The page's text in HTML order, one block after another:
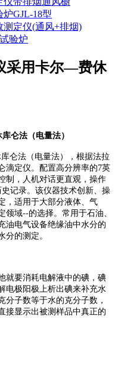
GJL-18型
测定仪(通风+排烟)
验炉
采用卡尔—费休
仑法（电量法）
仑法（电量法），根据法拉
滴定仪。配置高分辨率的7英
制，人机对话更直观，操作
记录。该仪器技术创新、操
，适用于大部分液体、气
域--的选择。常用于石油、
油电气设备绝缘油中水分的
分的测定。
就要消耗电解液中的碘，碘
电极阳极上析出碘来补充水
分子数等于水的克分子数，
接显示出被测样品中真正的